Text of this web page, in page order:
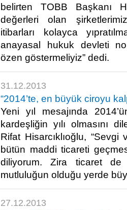
belirten TOBB Başkanı
değerleri olan
itibarları kolayca
anayasal hukuk devleti
özen göstermeliyiz” dedi.​
31.12.2013
“2014’te, en büyük ciroyu
Yeni yıl mesajında
kardeşliğin yılı olmasını
Rifat Hisarcıklıoğlu,
bütün maddi ticareti
diliyorum. Zira ticaret
mutluluğun olduğu yerde
27.12.2013